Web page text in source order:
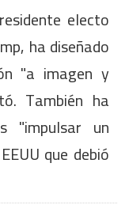
electo
ha diseñado
"a imagen y
También ha
"impulsar un
que debió